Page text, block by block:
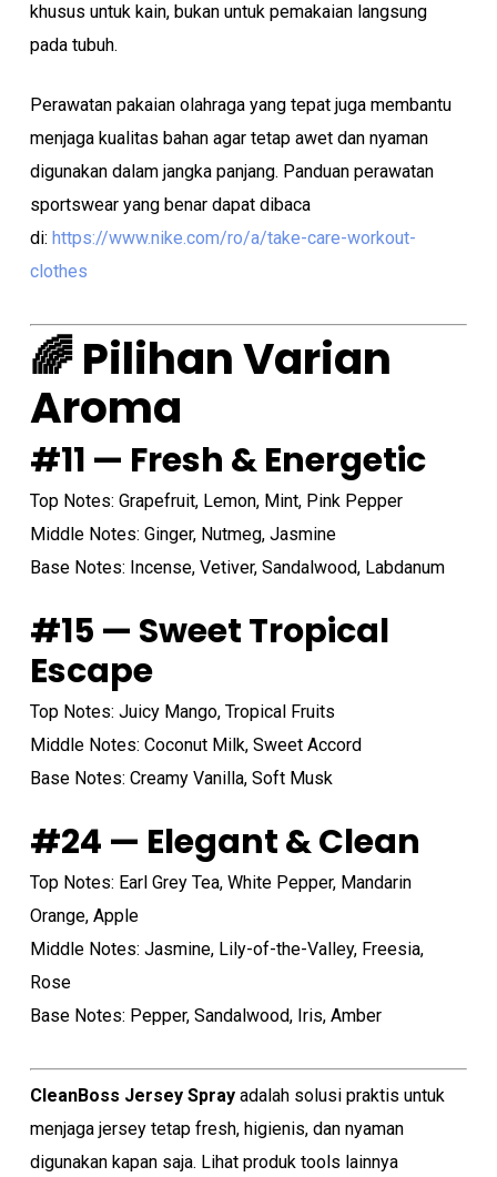
khusus untuk kain, bukan untuk pemakaian langsung
pada tubuh.
Perawatan pakaian olahraga yang tepat juga membantu
menjaga kualitas bahan agar tetap awet dan nyaman
digunakan dalam jangka panjang. Panduan perawatan
sportswear yang benar dapat dibaca
di: https://www.nike.com/ro/a/take-care-workout-
clothes
🌈 Pilihan Varian
Aroma
#11 — Fresh & Energetic
Top Notes: Grapefruit, Lemon, Mint, Pink Pepper
Middle Notes: Ginger, Nutmeg, Jasmine
Base Notes: Incense, Vetiver, Sandalwood, Labdanum
#15 — Sweet Tropical
Escape
Top Notes: Juicy Mango, Tropical Fruits
Middle Notes: Coconut Milk, Sweet Accord
Base Notes: Creamy Vanilla, Soft Musk
#24 — Elegant & Clean
Top Notes: Earl Grey Tea, White Pepper, Mandarin
Orange, Apple
Middle Notes: Jasmine, Lily-of-the-Valley, Freesia,
Rose
Base Notes: Pepper, Sandalwood, Iris, Amber
CleanBoss Jersey Sprayadalah solusi praktis untuk
menjaga jersey tetap fresh, higienis, dan nyaman
digunakan kapan saja. Lihat produk tools lainnya